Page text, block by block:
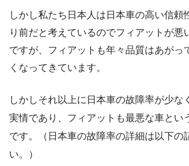
しかし私たち日本人は日本車の高い信頼
り前だと考えているのでフィアットが悪
ですが、フィアットも年々品質はあがっ
くなってきています。
しかしそれ以上に日本車の故障率が少な
実情であり、フィアットも最悪な車とい
です。（日本車の故障率の詳細は以下の
い。）